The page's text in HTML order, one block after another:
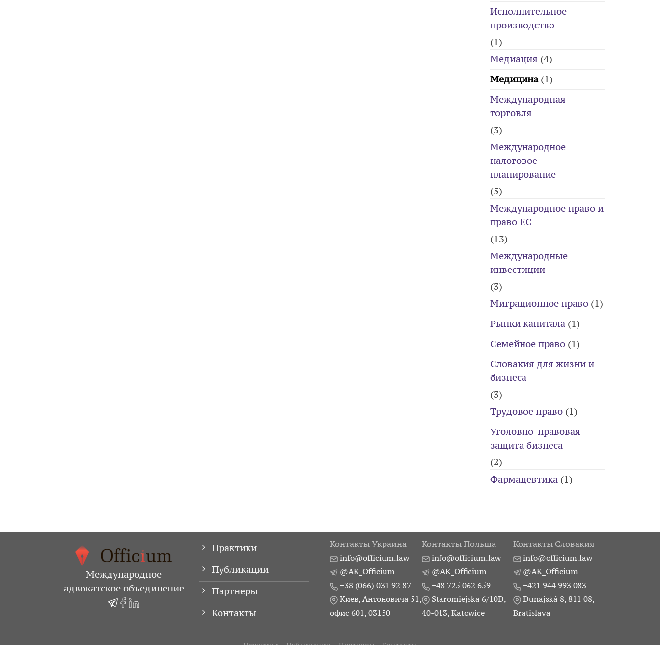
Исполнительное
производство
(1)
Медиация (4)
Медицина(1)
Международная
торговля
(3)
Международное
налоговое
планирование
(5)
Международное право и
право ЕС
(13)
Международные
инвестиции
(3)
Миграционное право (1)
Рынки капитала (1)
Семейное право (1)
Словакия для жизни и
бизнеса
(3)
Трудовое право (1)
Уголовно-правовая
защита бизнеса
(2)
Фармацевтика (1)
Международное
адвокатское объединение
Практики
Публикации
Партнеры
Контакты
Контакты Украина
info@officium.law
@AK_Officium
+38 (066) 031 92 87
Киев, Антоновича 51,
офис 601, 03150
Контакты Польша
info@officium.law
@AK_Officium
+48 725 062 659
Staromiejska 6/10D,
40-013, Katowice
Контакты Словакия
info@officium.law
@AK_Officium
+421 944 993 083
Dunajská 8, 811 08,
Bratislava